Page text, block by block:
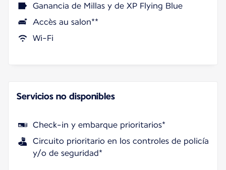
Ganancia de Millas y de XP Flying Blue
Accès au salon**
Wi-Fi
Servicios no disponibles
Check-in y embarque prioritarios*
Circuito prioritario en los controles de policía
y/o de seguridad*